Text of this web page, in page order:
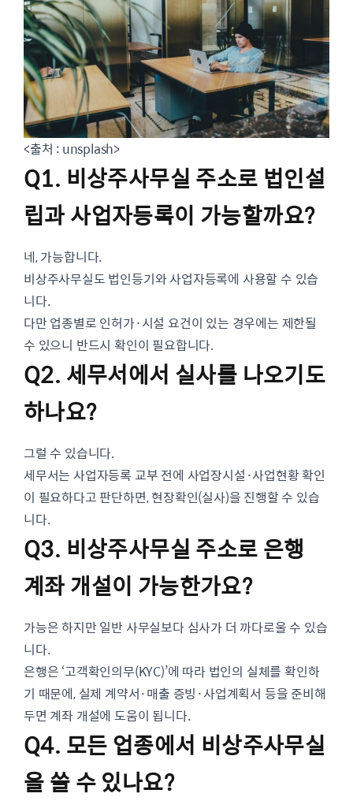
<출처 : unsplash>
Q1. 비상주사무실 주소로 법인설
립과 사업자등록이 가능할까요?
네, 가능합니다.
비상주사무실도 법인등기와 사업자등록에 사용할 수 있습
니다.
다만 업종별로 인허가·시설 요건이 있는 경우에는 제한될
수 있으니 반드시 확인이 필요합니다.
Q2. 세무서에서 실사를 나오기도
하나요?
그럴 수 있습니다.
세무서는 사업자등록 교부 전에 사업장시설·사업현황 확인
이 필요하다고 판단하면, 현장확인(실사)을 진행할 수 있습
니다.
Q3. 비상주사무실 주소로 은행
계좌 개설이 가능한가요?
가능은 하지만 일반 사무실보다 심사가 더 까다로울 수 있습
니다.
은행은 ‘고객확인의무(KYC)’에 따라 법인의 실체를 확인하
기 때문에, 실제 계약서·매출 증빙·사업계획서 등을 준비해
두면 계좌 개설에 도움이 됩니다.
Q4. 모든 업종에서 비상주사무실
을 쓸 수 있나요?